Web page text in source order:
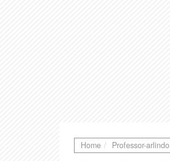
Home Professor-arlindo